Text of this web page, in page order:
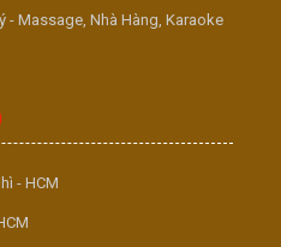
- Massage, Nhà Hàng, Karaoke
- HCM